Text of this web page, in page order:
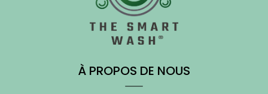
À PROPOS DE NOUS